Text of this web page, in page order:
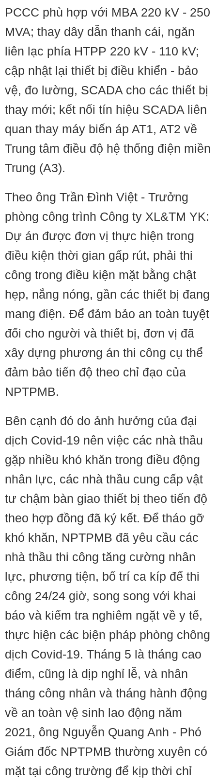
PCCC phù hợp với MBA 220 kV - 250
MVA; thay dây dẫn thanh cái, ngăn
liên lạc phía HTPP 220 kV - 110 kV;
cập nhật lại thiết bị điều khiển - bảo
vệ, đo lường, SCADA cho các thiết bị
thay mới; kết nối tín hiệu SCADA liên
quan thay máy biến áp AT1, AT2 về
Trung tâm điều độ hệ thống điện miền
Trung (A3).
Theo ông Trần Đình Việt - Trưởng
phòng công trình Công ty XL&TM YK:
Dự án được đơn vị thực hiện trong
điều kiện thời gian gấp rút, phải thi
công trong điều kiện mặt bằng chật
hẹp, nắng nóng, gần các thiết bị đang
mang điện. Để đảm bảo an toàn tuyệt
đối cho người và thiết bị, đơn vị đã
xây dựng phương án thi công cụ thể
đảm bảo tiến độ theo chỉ đạo của
NPTPMB.
Bên cạnh đó do ảnh hưởng của đại
dịch Covid-19 nên việc các nhà thầu
gặp nhiều khó khăn trong điều động
nhân lực, các nhà thầu cung cấp vật
tư chậm bàn giao thiết bị theo tiến độ
theo hợp đồng đã ký kết. Để tháo gỡ
khó khăn, NPTPMB đã yêu cầu các
nhà thầu thi công tăng cường nhân
lực, phương tiện, bố trí ca kíp để thi
công 24/24 giờ, song song với khai
báo và kiểm tra nghiêm ngặt về y tế,
thực hiện các biện pháp phòng chông
dịch Covid-19. Tháng 5 là tháng cao
điểm, cũng là dịp nghỉ lễ, và nhân
tháng công nhân và tháng hành động
về an toàn vệ sinh lao động năm
2021, ông Nguyễn Quang Anh - Phó
Giám đốc NPTPMB thường xuyên có
mặt tại công trường để kịp thời chỉ